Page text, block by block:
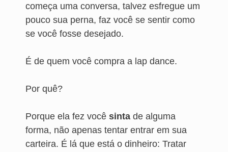
começa uma conversa, talvez esfregue um
pouco sua perna, faz você se sentir como
se você fosse desejado.
É de quem você compra a lap dance.
Por quê?
Porque ela fez você sinta de alguma
forma, não apenas tentar entrar em sua
carteira. É lá que está o dinheiro: Tratar